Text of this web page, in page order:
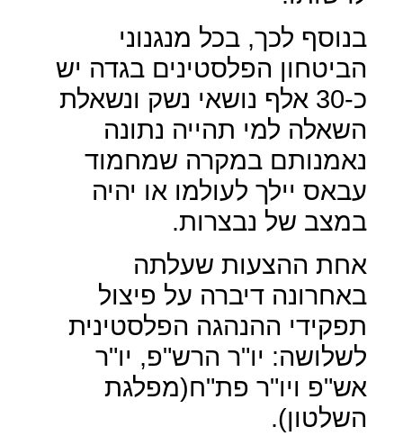
בנוסף לכך, בכל מנגנוני
הביטחון הפלסטינים בגדה יש
כ-30 אלף נושאי נשק ונשאלת
השאלה למי תהייה נתונה
נאמנותם במקרה שמחמוד
עבאס יילך לעולמו או יהיה
במצב של נבצרות.
אחת ההצעות שעלתה
באחרונה דיברה על פיצול
תפקידי ההנהגה הפלסטינית
לשלושה: יו"ר הרש"פ, יו"ר
אש"פ ויו"ר פת"ח(מפלגת
השלטון).